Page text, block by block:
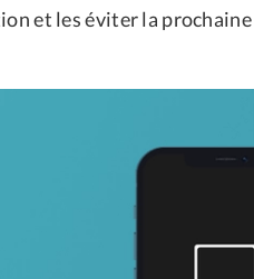
et les éviter la